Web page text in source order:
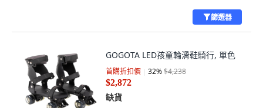
篩選器
GOGOTA LED孩童輪滑鞋騎行, 單色
首購折扣價 32%$4,238
$2,872
缺貨